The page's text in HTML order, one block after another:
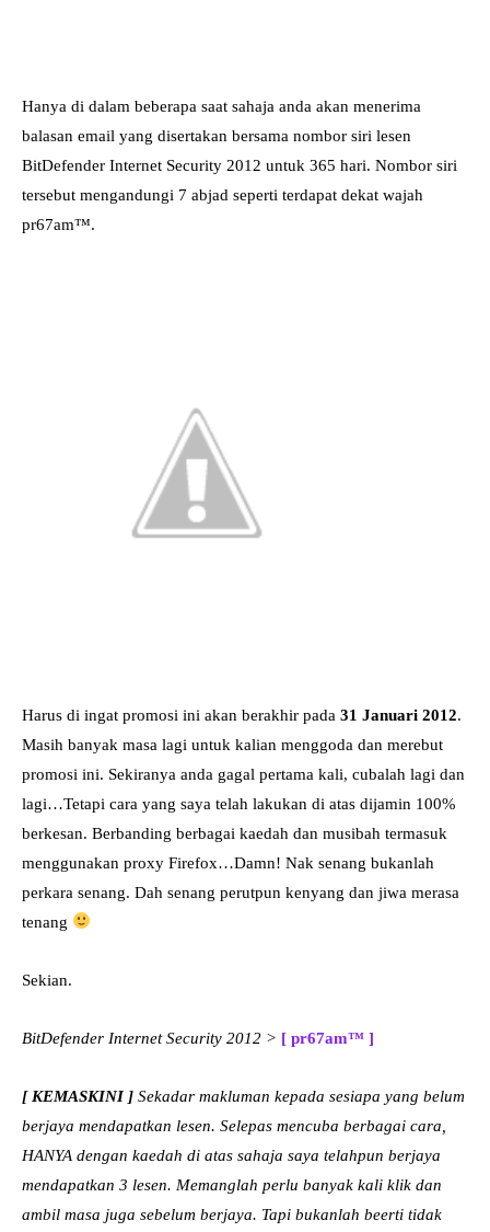
Hanya di dalam beberapa saat sahaja anda akan menerima
balasan email yang disertakan bersama nombor siri lesen
BitDefender Internet Security 2012 untuk 365 hari. Nombor siri
tersebut mengandungi 7 abjad seperti terdapat dekat wajah
pr67am™.
Harus di ingat promosi ini akan berakhir pada 31 Januari 2012.
Masih banyak masa lagi untuk kalian menggoda dan merebut
promosi ini. Sekiranya anda gagal pertama kali, cubalah lagi dan
lagi…Tetapi cara yang saya telah lakukan di atas dijamin 100%
berkesan. Berbanding berbagai kaedah dan musibah termasuk
menggunakan proxy Firefox…Damn! Nak senang bukanlah
perkara senang. Dah senang perutpun kenyang dan jiwa merasa
tenang
Sekian.
BitDefender Internet Security 2012 > [ pr67am™ ]
[ KEMASKINI ] Sekadar makluman kepada sesiapa yang belum
berjaya mendapatkan lesen. Selepas mencuba berbagai cara,
HANYA dengan kaedah di atas sahaja saya telahpun berjaya
mendapatkan 3 lesen. Memanglah perlu banyak kali klik dan
ambil masa juga sebelum berjaya. Tapi bukanlah beerti tidak